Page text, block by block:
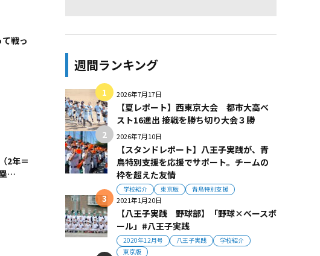
戦っ
2年＝
週間ランキング
2026年7月17日
【夏レポート】西東京大会 都市大高ベ
スト16進出 接戦を勝ち切り大会３勝
2026年7月10日
【スタンドレポート】八王子実践が、青
鳥特別支援を応援でサポート。チームの
枠を超えた友情
学校紹介 東京版 青鳥特別支援
2021年1月20日
【八王子実践 野球部】「野球×ベースボ
ール」#八王子実践
2020年12月号 八王子実践
学校紹介
東京版